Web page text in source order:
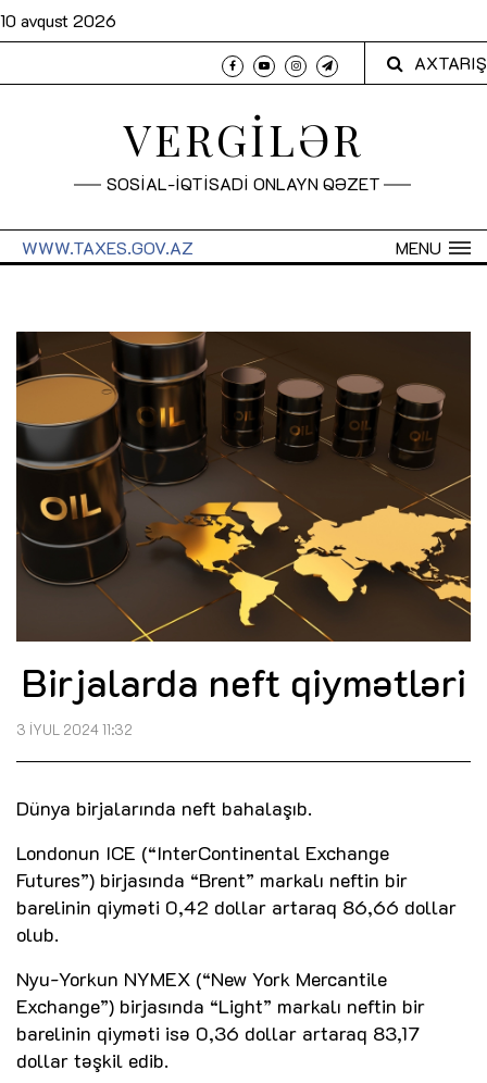
10 avqust 2026
AXTARIŞ
VERGİLƏR
SOSİAL-İQTİSADİ ONLAYN QƏZET
MENU
WWW.TAXES.GOV.AZ
Birjalarda neft qiymətləri
3 İYUL 2024 11:32
Dünya birjalarında neft bahalaşıb.
Londonun ICE (“InterContinental Exchange
Futures”) birjasında “Brent” markalı neftin bir
barelinin qiyməti 0,42 dollar artaraq 86,66 dollar
olub.
Nyu-Yorkun NYMEX (“New York Mercantile
Exchange”) birjasında “Light” markalı neftin bir
barelinin qiyməti isə 0,36 dollar artaraq 83,17
dollar təşkil edib.